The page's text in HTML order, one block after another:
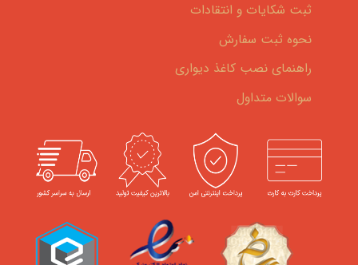
ثبت شکایات و انتقادات
نحوه ثبت سفارش
راهنمای نصب کاغذ دیواری
سوالات متداول